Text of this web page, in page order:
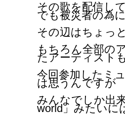
その歌を配信し
でも被災者の為
その辺はちょっ
もちろん全部の
たアーティスト
今回参加したミ
は思うんですが
みんなでしか出
world」みたいに